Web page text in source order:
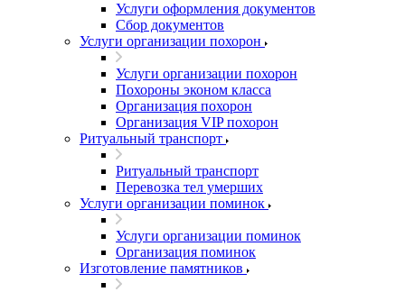
Услуги оформления документов
Сбор документов
Услуги организации похорон
Услуги организации похорон
Похороны эконом класса
Организация похорон
Организация VIP похорон
Ритуальный транспорт
Ритуальный транспорт
Перевозка тел умерших
Услуги организации поминок
Услуги организации поминок
Организация поминок
Изготовление памятников